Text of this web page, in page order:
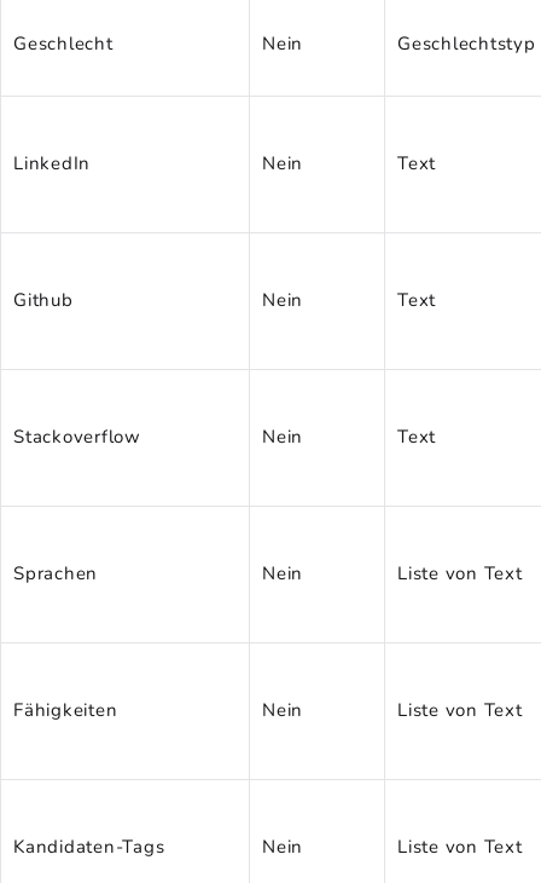
Geschlecht Nein Geschlechtstyp
LinkedIn Nein Text
Github Nein Text
Stackoverflow Nein Text
Sprachen Nein Liste von Text
Fähigkeiten Nein Liste von Text
Kandidaten-Tags Nein Liste von Text